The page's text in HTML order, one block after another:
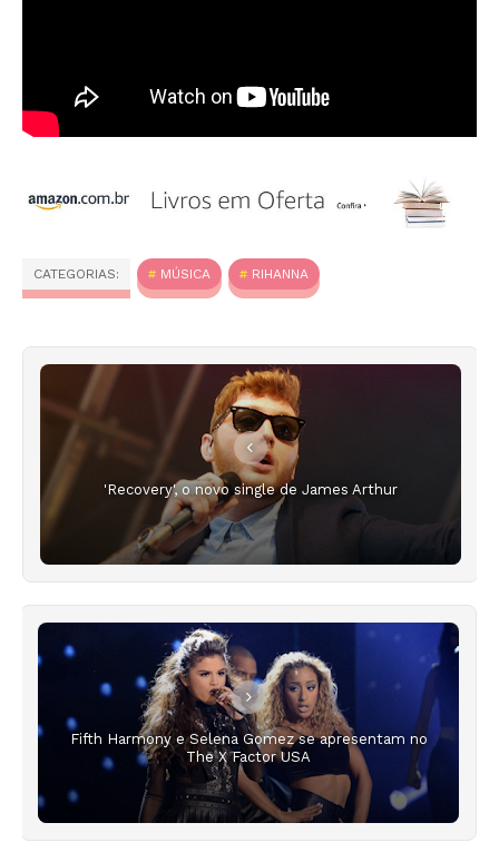
CATEGORIAS: MÚSICA RIHANNA
'Recovery', o novo single de James Arthur
Fifth Harmony e Selena Gomez se apresentam no
The X Factor USA